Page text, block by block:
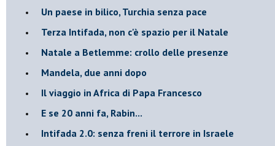
Un paese in bilico, Turchia senza pace
Terza Intifada, non c'è spazio per il Natale
Natale a Betlemme: crollo delle presenze
Mandela, due anni dopo
Il viaggio in Africa di Papa Francesco
E se 20 anni fa, Rabin...
Intifada 2.0: senza freni il terrore in Israele